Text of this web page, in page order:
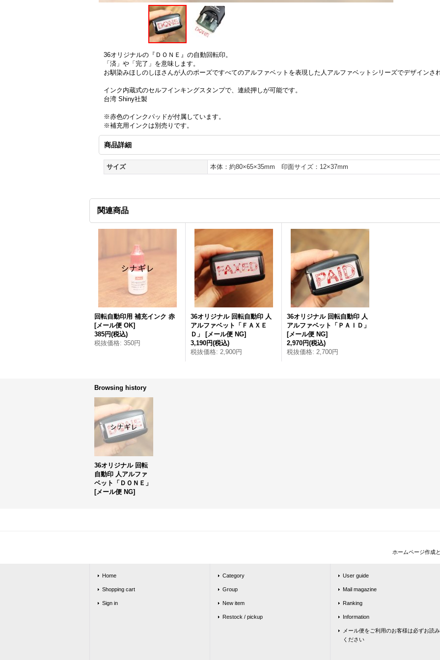
36オリジナルの『ＤＯＮＥ』の自動回転印。
「済」や「完了」を意味します。
お馴染みほしのしほさんが人のポーズですべてのアルファベットを表現した人アルファベットシリーズでデザインさ
インク内蔵式のセルフインキングスタンプで、連続押しが可能です。
台湾 Shiny社製
※赤色のインクパッドが付属しています。
※補充用インクは別売りです。
商品詳細
サイズ 本体：約80×65×35mm 印面サイズ：12×37mm
関連商品
回転自動印用 補充インク 赤
[メール便 OK]
385円(税込)
税抜価格: 350円
36オリジナル 回転自動印 人
アルファベット「ＦＡＸＥ
Ｄ」
[メール便 NG]
3,190円(税込)
税抜価格: 2,900円
36オリジナル 回転自動印 人
アルファベット「ＰＡＩＤ」
[メール便 NG]
2,970円(税込)
税抜価格: 2,700円
Browsing history
36オリジナル 回転
自動印 人アルファ
ベット「ＤＯＮＥ」
[メール便 NG]
ホームページ作成
Home
Shopping cart
Sign in
Category
Group
New item
Restock / pickup
User guide
Mail magazine
Ranking
Information
メール便をご利用のお客様は必ずお読み
ください